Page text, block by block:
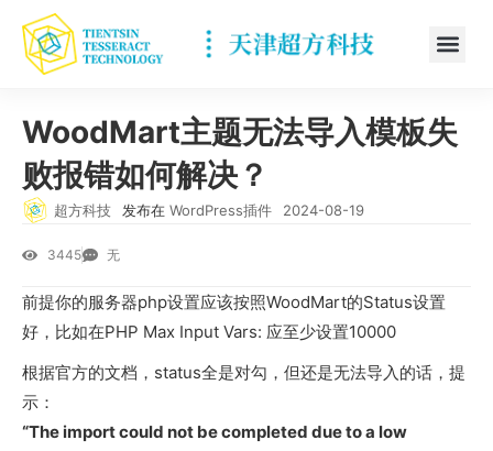
WoodMart主题无法导入模板失
败报错如何解决？
超方科技 发布在 WordPress插件 2024-08-19
3445 无
前提你的服务器php设置应该按照WoodMart的Status设置
好，比如在PHP Max Input Vars: 应至少设置10000
根据官方的文档，status全是对勾，但还是无法导入的话，提
示：
“The import could not be completed due to a low